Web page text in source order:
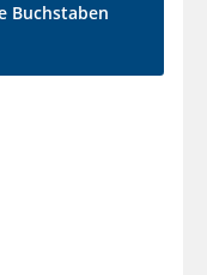
Buchstaben